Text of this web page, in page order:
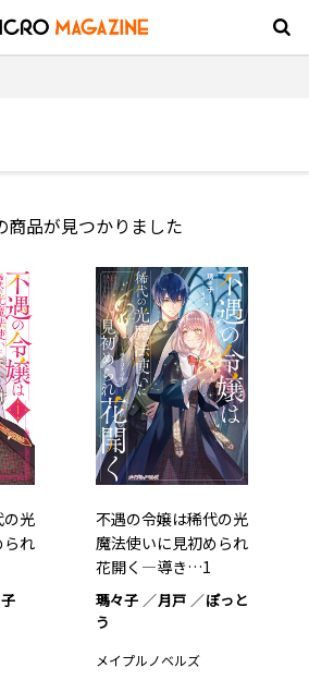
商品が見つかりました
の光
られ
不遇の令嬢は稀代の光
魔法使いに見初められ
花開く―導き…1
瑪々子 月戸
ぽっと
う
メイプルノベルズ